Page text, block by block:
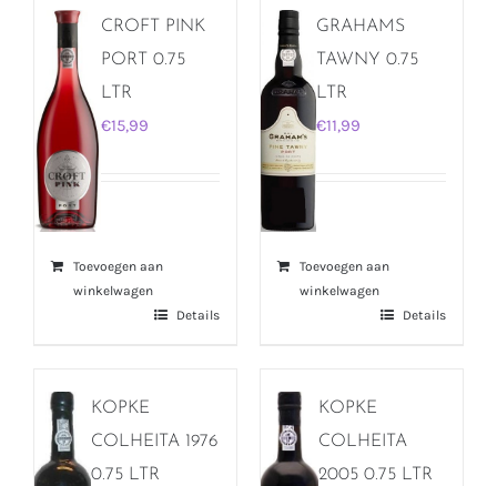
CROFT PINK
PORT 0.75
LTR
€15,99
Toevoegen aan
winkelwagen
Details
GRAHAMS
TAWNY 0.75
LTR
€11,99
Toevoegen aan
winkelwagen
Details
KOPKE
COLHEITA 1976
0.75 LTR
KOPKE
COLHEITA
2005 0.75 LTR